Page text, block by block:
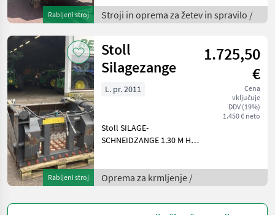
Rabljeni stroj
Nachlauflenkung -
Rollenniederhalter -
Hydraulisch bediente Fron
Stroji in oprema za žetev in spravilo /
Rabljeni stroj
Stoll
Silagezange
1.725,50
€
Cena
vključuje
DDV (19%)
1.450 € neto
L. pr. 2011
Stoll SILAGE-
SCHNEIDZANGE 1.30 M H
silaže/freza
Oprema za krmljenje /